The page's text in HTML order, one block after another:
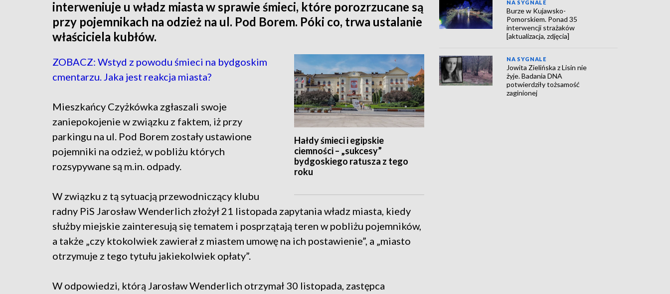
interweniuje u władz miasta w sprawie śmieci, które porozrzucane są
przy pojemnikach na odzież na ul. Pod Borem. Póki co, trwa ustalanie
właściciela kubłów.
Hałdy śmieci i egipskie
ciemności – „sukcesy”
bydgoskiego ratusza z tego
roku
ZOBACZ: Wstyd z powodu śmieci na bydgoskim
cmentarzu. Jaka jest reakcja miasta?
Mieszkańcy Czyżkówka zgłaszali swoje
zaniepokojenie w związku z faktem, iż przy
parkingu na ul. Pod Borem zostały ustawione
pojemniki na odzież, w pobliżu których
rozsypywane są m.in. odpady.
W związku z tą sytuacją przewodniczący klubu
radny PiS Jarosław Wenderlich złożył 21 listopada zapytania władz miasta, kiedy
służby miejskie zainteresują się tematem i posprzątają teren w pobliżu pojemników,
a także „czy ktokolwiek zawierał z miastem umowę na ich postawienie”, a „miasto
otrzymuje z tego tytułu jakiekolwiek opłaty”.
W odpowiedzi, którą Jarosław Wenderlich otrzymał 30 listopada, zastępca
NA SYGNALE
Burze w Kujawsko-
Pomorskiem. Ponad 35
interwencji strażaków
[aktualizacja, zdjęcia]
NA SYGNALE
Jowita Zielińska z Lisin nie
żyje. Badania DNA
potwierdziły tożsamość
zaginionej